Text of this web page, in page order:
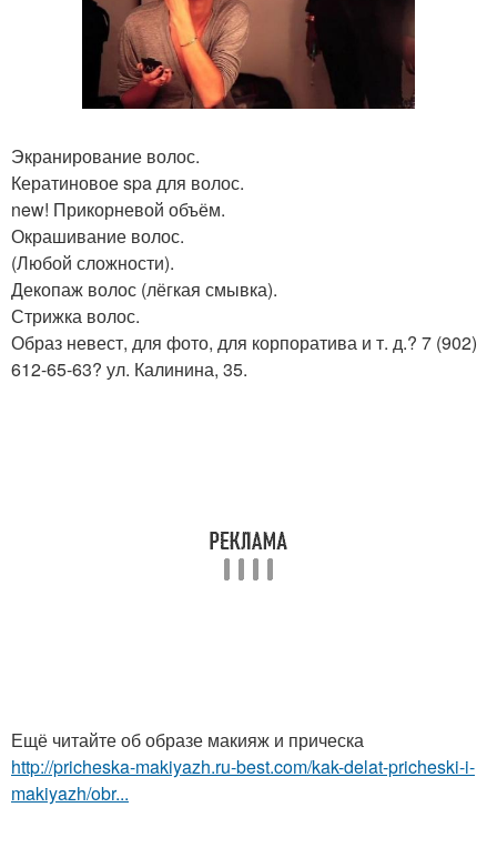
Экранирование волос.
Кератиновое spa для волос.
new! Прикорневой объём.
Окрашивание волос.
(Любой сложности).
Декопаж волос (лёгкая смывка).
Стрижка волос.
Образ невест, для фото, для корпоратива и т. д.? 7 (902)
612-65-63? ул. Калинина, 35.
Ещё читайте об образе макияж и прическа
http://pricheska-makiyazh.ru-best.com/kak-delat-pricheski-i-
makiyazh/obr...